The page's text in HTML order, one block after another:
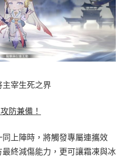
宰生死之界
防兼備！
上陣時，將觸發專屬連攜效
終減傷能力，更可讓霜凍與冰